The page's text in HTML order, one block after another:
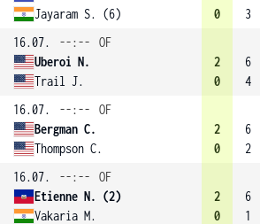
Jayaram S. (6)
0
3
16.07.
--:--
OF
Uberoi N.
Trail J.
2
0
6
4
16.07.
--:--
OF
Bergman C.
Thompson C.
2
0
6
2
16.07.
--:--
OF
Etienne N. (2)
Vakaria M.
2
0
6
1